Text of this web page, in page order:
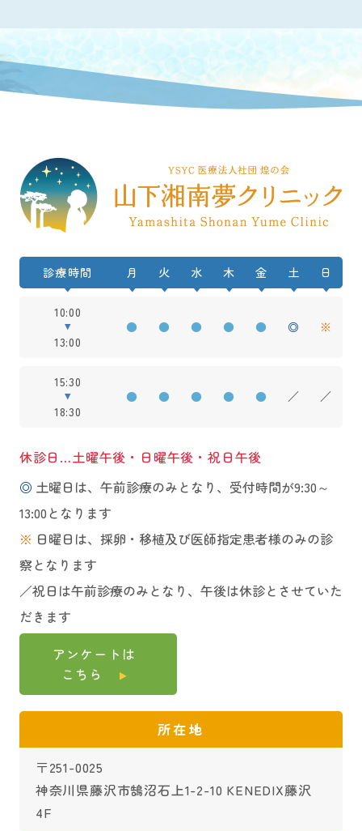
診療時間 月 火 水 木 金 土 日
10:00
13:00
● ● ● ● ● ◎ ※
15:30
18:30
● ● ● ● ● ／ ／
休診日…土曜午後・日曜午後・祝日午後
◎ 土曜日は、午前診療のみとなり、受付時間が9:30～
13:00となります
※ 日曜日は、採卵・移植及び医師指定患者様のみの診
察となります
／祝日は午前診療のみとなり、午後は休診とさせていた
だきます
アンケートは
こちら
所在地
〒251-0025
神奈川県藤沢市鵠沼石上1-2-10 KENEDIX藤沢
4F